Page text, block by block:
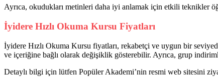
Ayrıca, okudukları metinleri daha iyi anlamak için etkili teknikler
İyidere Hızlı Okuma Kursu Fiyatları
İyidere Hızlı Okuma Kursu fiyatları, rekabetçi ve uygun bir
ve içeriğine bağlı olarak değişiklik gösterebilir. Ayrıca, grup
Detaylı bilgi için lütfen Popüler Akademi’nin resmi web sitesini